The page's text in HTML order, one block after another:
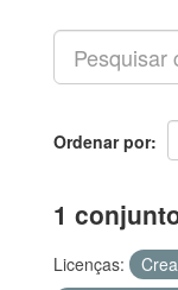
Ordenar por
1
Licenças: